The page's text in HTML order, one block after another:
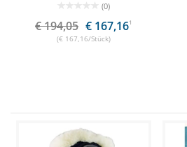
(0)
€ 194,05 € 167,161
(€ 167,16/Stück)